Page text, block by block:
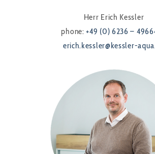
Herr Erich Kessler
phone:+49 (0) 6236 –
erich.kessler@kessler-